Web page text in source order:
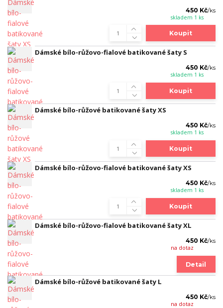
450 Kč/ks
skladem 1 ks
Koupit
Dámské bílo-růžovo-fialové batikované šaty S
450 Kč/ks
skladem 1 ks
Koupit
Dámské bílo-růžové batikované šaty XS
450 Kč/ks
skladem 1 ks
Koupit
Dámské bílo-růžovo-fialové batikované šaty XS
450 Kč/ks
skladem 1 ks
Koupit
Dámské bílo-růžovo-fialové batikované šaty XL
450 Kč/ks
na dotaz
Detail
Dámské bílo-růžové batikované šaty L
450 Kč/ks
na dotaz